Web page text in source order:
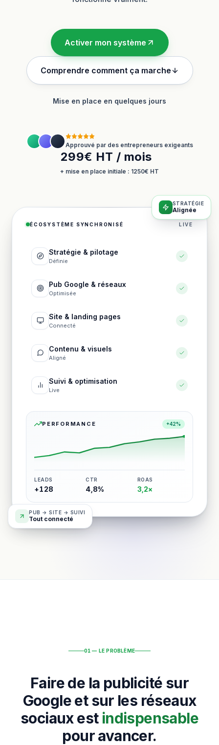
Activer mon système
Comprendre comment ça marche
Mise en place en quelques jours
Approuvé par des entrepreneurs exigeants
299€ HT / mois
+ mise en place initiale : 1250€ HT
ÉCOSYSTÈME SYNCHRONISÉ LIVE
Stratégie & pilotage
Définie
Pub Google & réseaux
Optimisée
Site & landing pages
Connecté
Contenu & visuels
Aligné
Suivi & optimisation
Live
PERFORMANCE +42%
LEADS
+128
CTR
4,8%
ROAS
3,2×
STRATÉGIE
Alignée
PUB → SITE → SUIVI
Tout connecté
01 — LE PROBLÈME
Faire de la publicité sur
Google et sur les réseaux
sociaux est indispensable
pour avancer.